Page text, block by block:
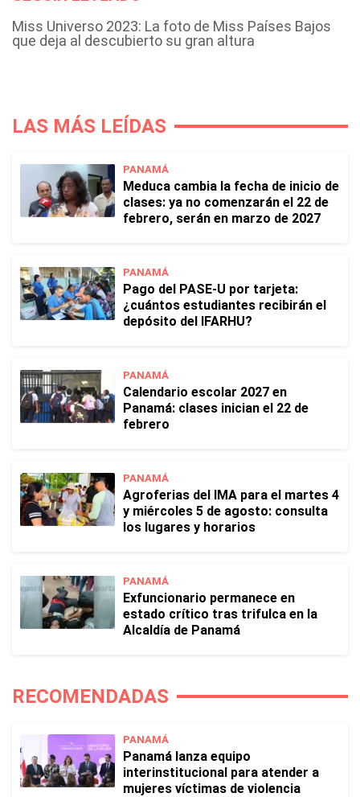
Miss Universo 2023: La foto de Miss Países Bajos
que deja al descubierto su gran altura
LAS MÁS LEÍDAS
PANAMÁ
Meduca cambia la fecha de inicio de
clases: ya no comenzarán el 22 de
febrero, serán en marzo de 2027
PANAMÁ
Pago del PASE-U por tarjeta:
¿cuántos estudiantes recibirán el
depósito del IFARHU?
PANAMÁ
Calendario escolar 2027 en
Panamá: clases inician el 22 de
febrero
PANAMÁ
Agroferias del IMA para el martes 4
y miércoles 5 de agosto: consulta
los lugares y horarios
PANAMÁ
Exfuncionario permanece en
estado crítico tras trifulca en la
Alcaldía de Panamá
RECOMENDADAS
PANAMÁ
Panamá lanza equipo
interinstitucional para atender a
mujeres víctimas de violencia